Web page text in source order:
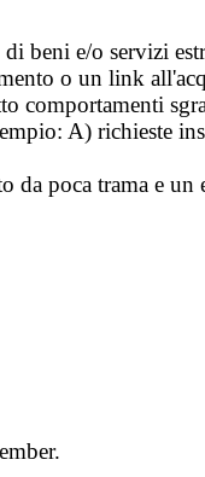
beni e/o servizi
o un link
comportamenti
A) richieste
da poca trama e